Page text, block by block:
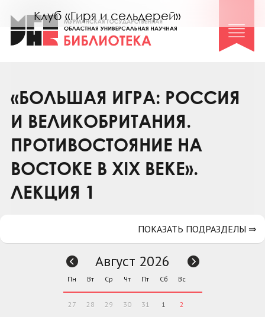
Клуб «Гиря и сельдерей»
Клуб «Семейный архив»
Коллегам
Контакты
«БОЛЬШАЯ ИГРА: РОССИЯ
И ВЕЛИКОБРИТАНИЯ.
ПРОТИВОСТОЯНИЕ НА
ВОСТОКЕ В XIX ВЕКЕ».
ЛЕКЦИЯ 1
ПОКАЗАТЬ ПОДРАЗДЕЛЫ ⇒
Август 2026
Пн Вт Ср Чт Пт Сб Вс
27 28 29 30 31 1 2